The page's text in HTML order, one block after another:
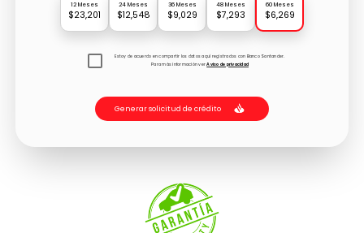
12 Meses
$23,201
24 Meses
$12,548
36 Meses
$9,029
48 Meses
$7,293
60 Meses
$6,269
Estoy de acuerdo en compartir los datos aquí registrados con Banco Santander.
Para más información verAviso de privacidad
Generar solicitud de crédito